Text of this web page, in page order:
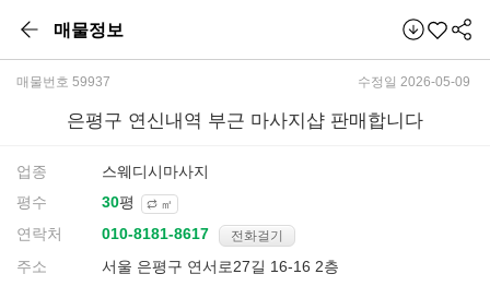
매물정보
매물번호 59937 수정일 2026-05-09
은평구 연신내역 부근 마사지샵 판매합니다
업종
스웨디시마사지
평수
평 ㎡
연락처 전화걸기
주소
서울 은평구 연서로27길 16-16 2층